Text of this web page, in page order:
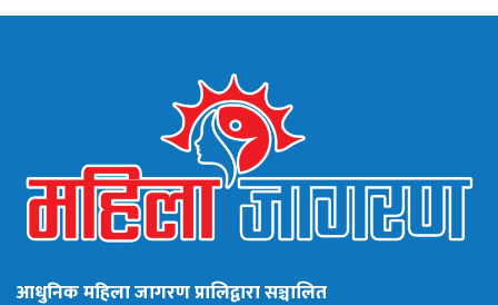
आधुनिक महिला जागरण प्रालिद्वारा सञ्चालित